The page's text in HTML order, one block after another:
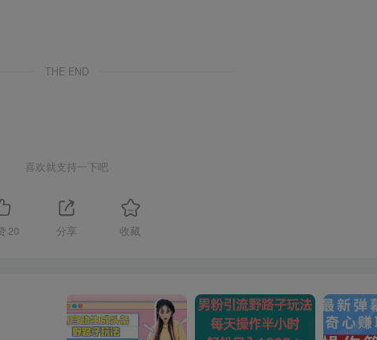
THE END
喜欢就支持一下吧
20 分享 收藏